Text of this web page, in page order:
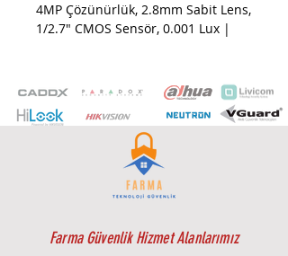
4MP Çözünürlük, 2.8mm Sabit Lens,
1/2.7" CMOS Sensör, 0.001 Lux |
algılama | Metal & Plastik | PoE |
7/24 Colorvu | IP67 Koruma Sınıfı.
Farma Güvenlik Hizmet Alanlarımız